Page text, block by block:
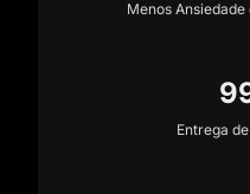
Menos
Entrega